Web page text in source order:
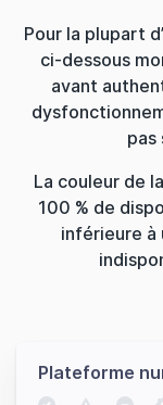
Pour la plupart
ci-dessous
avant
pas
La couleur de
100 % de
inférieure à
Plateforme